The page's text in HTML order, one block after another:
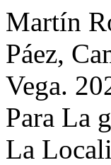
Martín
Páez,
Vega.
Para La
La